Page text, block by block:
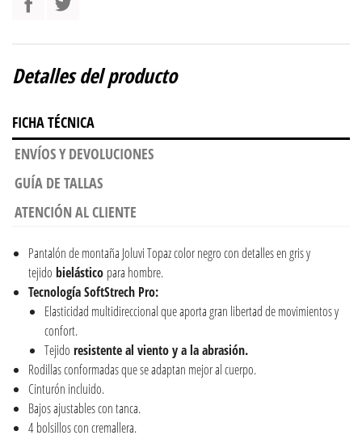
Detalles del producto
FICHA TÉCNICA
ENVÍOS Y DEVOLUCIONES
GUÍA DE TALLAS
ATENCIÓN AL CLIENTE
Pantalón de montaña Joluvi Topaz color negro con detalles en gris y
tejido bielástico para hombre.
Tecnología SoftStrech Pro:
Elasticidad multidireccional que aporta gran libertad de movimientos y
confort.
Tejido resistente al viento y a la abrasión.
Rodillas conformadas que se adaptan mejor al cuerpo.
Cinturón incluido.
Bajos ajustables con tanca.
4 bolsillos con cremallera.